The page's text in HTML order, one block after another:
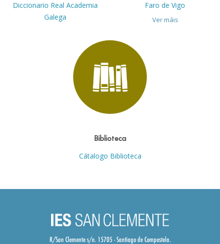
Diccionario Real Academia
Galega
Faro de Vigo
Ver máis
Biblioteca
Cátalogo Biblioteca
R/San Clemente s/n. 15705 - Santiago de Compostela.